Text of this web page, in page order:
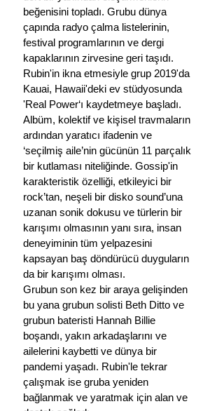
beğenisini topladı. Grubu dünya
çapında radyo çalma listelerinin,
festival programlarının ve dergi
kapaklarının zirvesine geri taşıdı.
Rubin'in ikna etmesiyle grup 2019'da
Kauai, Hawaii'deki ev stüdyosunda
'Real Power‘ı kaydetmeye başladı.
Albüm, kolektif ve kişisel travmaların
ardından yaratıcı ifadenin ve
‘seçilmiş aile’nin gücünün 11 parçalık
bir kutlaması niteliğinde. Gossip'in
karakteristik özelliği, etkileyici bir
rock’tan, neşeli bir disko sound’una
uzanan sonik dokusu ve türlerin bir
karışımı olmasının yanı sıra, insan
deneyiminin tüm yelpazesini
kapsayan baş döndürücü duyguların
da bir karışımı olması.
Grubun son kez bir araya gelişinden
bu yana grubun solisti Beth Ditto ve
grubun bateristi Hannah Billie
boşandı, yakın arkadaşlarını ve
ailelerini kaybetti ve dünya bir
pandemi yaşadı. Rubin'le tekrar
çalışmak ise gruba yeniden
bağlanmak ve yaratmak için alan ve